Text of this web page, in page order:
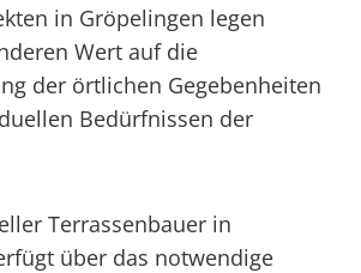
in Gröpelingen legen
Wert auf die
der örtlichen Gegebenheiten
Bedürfnissen der
Terrassenbauer in
über das notwendige